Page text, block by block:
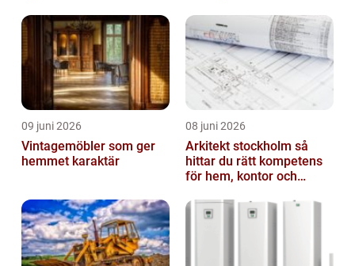
09 juni 2026
Vintagemöbler som ger
hemmet karaktär
08 juni 2026
Arkitekt stockholm så
hittar du rätt kompetens
för hem, kontor och